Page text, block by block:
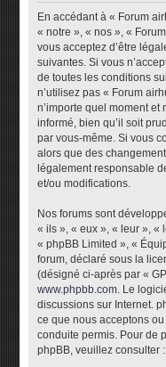
En accédant à « Forum
« notre », « nos », «
vous acceptez d’être
suivantes. Si vous
de toutes les conditions
n’utilisez pas « Forum
n’importe quel moment
informé, bien qu’il soit
par vous-même. Si vous
alors que des
légalement responsable
et/ou modifications.
Nos forums sont
« ils », « eux », « leur », «
« phpBB Limited », «
forum, déclaré sous la
(désigné ci-après par «
www.phpbb.com. Le
discussions sur Internet.
ce que nous acceptons
conduite permis. Pour de
phpBB, veuillez consulter :